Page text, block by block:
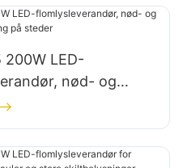
200W LED-
nød- og
på steder